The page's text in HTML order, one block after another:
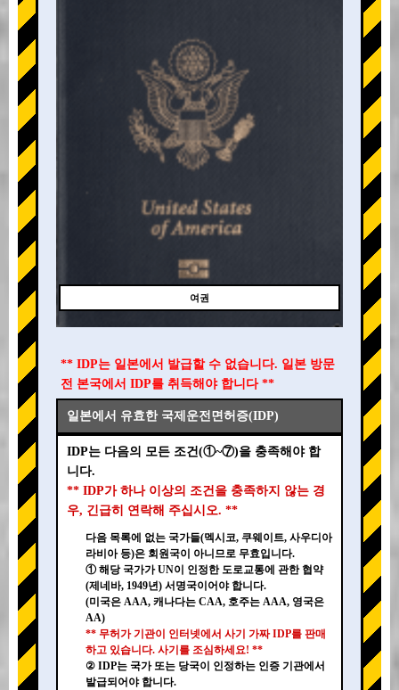
여권
** IDP는 일본에서 발급할 수 없습니다. 일본 방문
전 본국에서 IDP를 취득해야 합니다 **
일본에서 유효한 국제운전면허증(IDP)
IDP는 다음의 모든 조건(①~⑦)을 충족해야 합
니다.
** IDP가 하나 이상의 조건을 충족하지 않는 경
우, 긴급히 연락해 주십시오. **
다음 목록에 없는 국가들(멕시코, 쿠웨이트, 사우디아
라비아 등)은 회원국이 아니므로 무효입니다.
① 해당 국가가 UN이 인정한 도로교통에 관한 협약
(제네바, 1949년) 서명국이어야 합니다.
(미국은 AAA, 캐나다는 CAA, 호주는 AAA, 영국은
AA)
** 무허가 기관이 인터넷에서 사기 가짜 IDP를 판매
하고 있습니다. 사기를 조심하세요! **
② IDP는 국가 또는 당국이 인정하는 인증 기관에서
발급되어야 합니다.